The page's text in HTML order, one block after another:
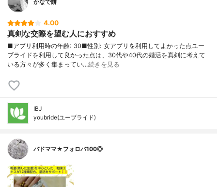
かなで餅
4.00
真剣な交際を望む人におすすめ
■アプリ利用時の年齢: 30■性別: 女アプリを利用してよかった点ユー
ブライドを利用して良かった点は、30代や40代の婚活を真剣に考えて
いる方々が多く集まってい…続きを見る
IBJ
youbride(ユーブライド)
バドママ★フォロバ100◎